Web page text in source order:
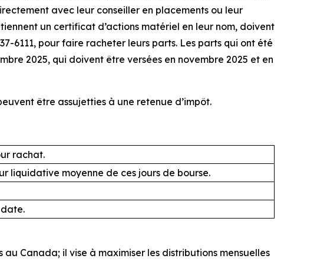
avec leur conseiller en placements ou leur
un certificat d’actions matériel en leur nom, doivent
6111, pour faire racheter leurs parts. Les parts qui ont été
2025, qui doivent être versées en novembre 2025 et en
être assujetties à une retenue d’impôt.
rachat.
liquidative moyenne de ces jours de bourse.
Canada; il vise à maximiser les distributions mensuelles